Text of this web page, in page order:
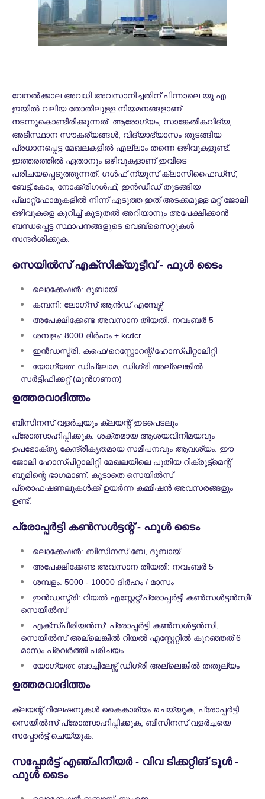
വേനല്‍ക്കാല അവധി അവസാനിച്ചതിന് പിന്നാലെ യു എ
ഇയില്‍ വലിയ തോതിലുള്ള നിയമനങ്ങളാണ്
നടന്നുകൊണ്ടിരിക്കുന്നത്. ആരോഗ്യം, സാങ്കേതികവിദ്യ,
അടിസ്ഥാന സൗകര്യങ്ങൾ, വിദ്യാഭ്യാസം തുടങ്ങിയ
പ്രധാനപ്പെട്ട മേഖലകളില്‍ എല്ലാം തന്നെ ഒഴിവുകളുണ്ട്.
ഇത്തരത്തില്‍ ഏതാനും ഒഴിവുകളാണ് ഇവിടെ
പരിചയപ്പെടുത്തുന്നത്. ഗൾഫ് ന്യൂസ് ക്ലാസിഫൈഡ്സ്,
ബേട്ട്.കോം, നോക്ക്രിഗൾഫ്, ഇൻഡീഡ് തുടങ്ങിയ
പ്ലാറ്റ്ഫോമുകളിൽ നിന്ന് എടുത്ത ഇത് അടക്കമുള്ള മറ്റ് ജോലി
ഒഴിവുകളെ കുറിച്ച് കൂടുതല്‍ അറിയാനും അപേക്ഷിക്കാന്‍
ബന്ധപ്പെട്ട സ്ഥാപനങ്ങളുടെ വെബ്സൈറ്റുകള്‍
സന്ദർശിക്കുക.
സെയിൽസ് എക്സിക്യൂട്ടീവ് - ഫുൾ ടൈം
ലൊക്കേഷൻ: ദുബായ്
കമ്പനി: ലോഗ്സ് ആൻഡ് എമ്പേഴ്സ്
അപേക്ഷിക്കേണ്ട അവസാന തിയതി: നവംബർ 5
ശമ്പളം: 8000 ദിർഹം + kcdcr
ഇൻഡസ്ട്രി: കഫെ/റെസ്റ്റോറന്റ്/ഹോസ്പിറ്റാലിറ്റി
യോഗ്യത: ഡിപ്ലോമ, ഡിഗ്രി അല്ലെങ്കിൽ
സർട്ടിഫിക്കറ്റ് (മുൻഗണന)
ഉത്തരവാദിത്തം
ബിസിനസ് വളർച്ചയും ക്ലയന്റ് ഇടപെടലും
പ്രോത്സാഹിപ്പിക്കുക. ശക്തമായ ആശയവിനിമയവും
ഉപഭോക്തൃ കേന്ദ്രീകൃതമായ സമീപനവും ആവശ്യം. ഈ
ജോലി ഹോസ്പിറ്റാലിറ്റി മേഖലയിലെ പുതിയ റിക്രൂട്ട്മെന്റ്
ബൂമിന്റെ ഭാഗമാണ്. കൂടാതെ സെയിൽസ്
പ്രൊഫഷണലുകൾക്ക് ഉയർന്ന കമ്മിഷൻ അവസരങ്ങളും
ഉണ്ട്.
പ്രോപ്പർട്ടി കൺസൾട്ടന്റ് - ഫുൾ ടൈം
ലൊക്കേഷൻ: ബിസിനസ് ബേ, ദുബായ്
അപേക്ഷിക്കേണ്ട അവസാന തിയതി: നവംബർ 5
ശമ്പളം: 5000 - 10000 ദിർഹം / മാസം
ഇൻഡസ്ട്രി: റിയൽ എസ്റ്റേറ്റ്/പ്രോപ്പർട്ടി കൺസൾട്ടൻസി/
സെയിൽസ്
എക്സ്പീരിയന്‍സ്: പ്രോപ്പർട്ടി കൺസൾട്ടൻസി,
സെയിൽസ് അല്ലെങ്കിൽ റിയൽ എസ്റ്റേറ്റിൽ കുറഞ്ഞത് 6
മാസം പ്രവർത്തി പരിചയം
യോഗ്യത: ബാച്ചിലേഴ്സ് ഡിഗ്രി അല്ലെങ്കിൽ തതുല്യം
ഉത്തരവാദിത്തം
ക്ലയന്റ് റിലേഷനുകൾ കൈകാര്യം ചെയ്യുക, പ്രോപ്പർട്ടി
സെയിൽസ് പ്രോത്സാഹിപ്പിക്കുക, ബിസിനസ് വളർച്ചയെ
സപ്പോർട്ട് ചെയ്യുക.
സപ്പോർട്ട് എഞ്ചിനീയർ - വിവ ടിക്കറ്റിങ് ടൂൾ -
ഫുൾ ടൈം